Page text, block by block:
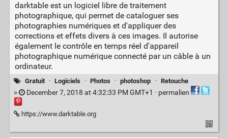
darktable est un logiciel libre de traitement
photographique, qui permet de cataloguer ses
photographies numériques et d'appliquer des
corrections et effets divers à ces images. Il autorise
également le contrôle en temps réel d'appareil
photographique numérique connecté par un câble à un
ordinateur.
Gratuit · Logiciels · Photos · photoshop · Retouche
> December 7, 2018 at 4:32:33 PM GMT+1 · permalien
https://www.darktable.org